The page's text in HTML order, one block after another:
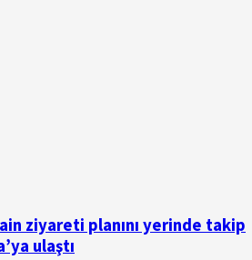
ziyareti planını yerinde takip
ulaştı